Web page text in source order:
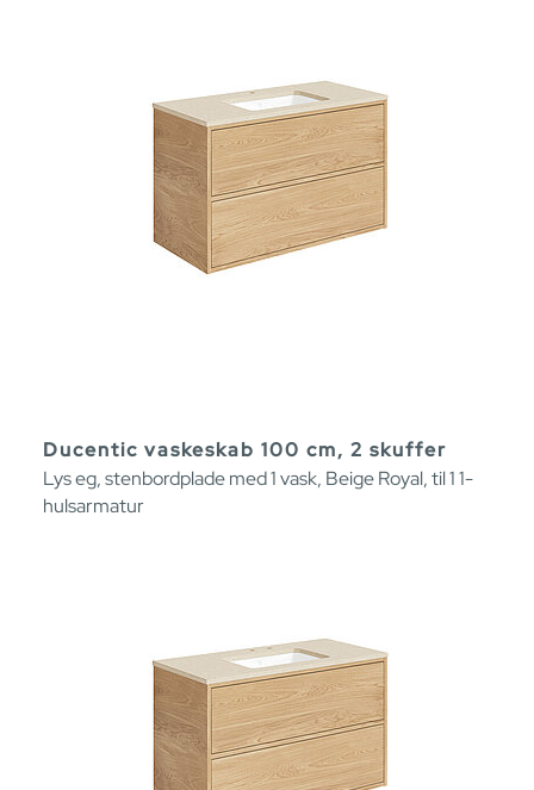
Ducentic vaskeskab 100 cm, 2 skuffer
Lys eg, stenbordplade med 1 vask, Beige Royal, til 1 1-
hulsarmatur